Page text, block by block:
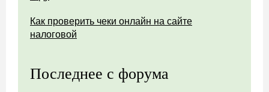
Как проверить чеки онлайн на сайте
налоговой
Последнее с форума